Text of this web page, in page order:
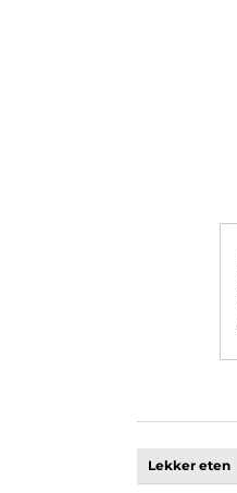
Lekker eten